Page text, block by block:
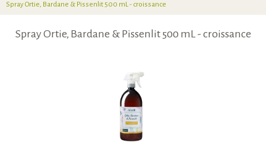
Spray Ortie, Bardane & Pissenlit 500 mL - croissance
Spray Ortie, Bardane & Pissenlit 500 mL - croissance